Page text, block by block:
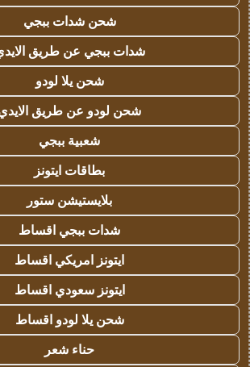
شحن شدات ببجي
شدات ببجي عن طريق
شحن يلا لودو
شحن لودو عن طريق
شعبية ببجي
بطاقات ايتونز
بلايستيشن ستور
شدات ببجي اقساط
ايتونز امريكي اقساط
ايتونز سعودي اقساط
شحن يلا لودو اقساط
حناء شعر